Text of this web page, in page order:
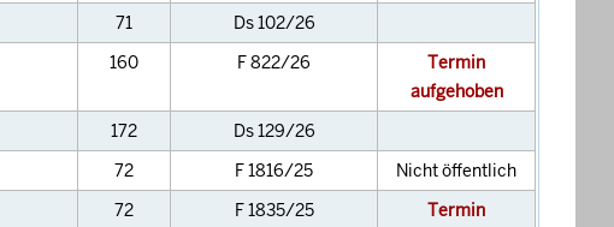
71
Ds 102/26
160 F 822/26
Termin
aufgehoben
172
Ds 129/26
72 F 1816/25
Nicht öffentlich
72 F 1835/25
Termin